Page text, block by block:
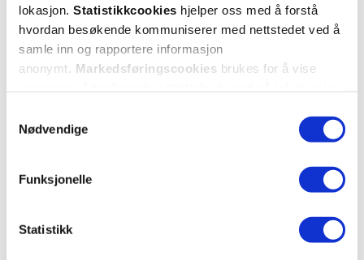
lokasjon. Statistikkcookies hjelper oss med å forstå
hvordan besøkende kommuniserer med nettstedet ved å
samle inn og rapportere informasjon
anonymt. Markedsføringscookies brukes for å vise
Nødvendige
Funksjonelle
Statistikk
0 0
flagg denne anmeldelsen
bra
Var denne anmeldelsen nyttig?